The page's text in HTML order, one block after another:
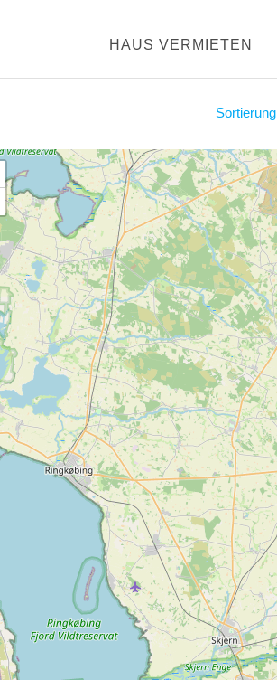
HAUS VERMIETEN
Sortierung